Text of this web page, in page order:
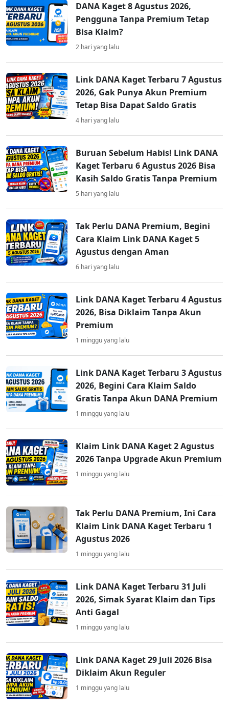
DANA Kaget 8 Agustus 2026,
Pengguna Tanpa Premium Tetap
Bisa Klaim?
2 hari yang lalu
Link DANA Kaget Terbaru 7 Agustus
2026, Gak Punya Akun Premium
Tetap Bisa Dapat Saldo Gratis
4 hari yang lalu
Buruan Sebelum Habis! Link DANA
Kaget Terbaru 6 Agustus 2026 Bisa
Kasih Saldo Gratis Tanpa Premium
5 hari yang lalu
Tak Perlu DANA Premium, Begini
Cara Klaim Link DANA Kaget 5
Agustus dengan Aman
6 hari yang lalu
Link DANA Kaget Terbaru 4 Agustus
2026, Bisa Diklaim Tanpa Akun
Premium
1 minggu yang lalu
Link DANA Kaget Terbaru 3 Agustus
2026, Begini Cara Klaim Saldo
Gratis Tanpa Akun DANA Premium
1 minggu yang lalu
Klaim Link DANA Kaget 2 Agustus
2026 Tanpa Upgrade Akun Premium
1 minggu yang lalu
Tak Perlu DANA Premium, Ini Cara
Klaim Link DANA Kaget Terbaru 1
Agustus 2026
1 minggu yang lalu
Link DANA Kaget Terbaru 31 Juli
2026, Simak Syarat Klaim dan Tips
Anti Gagal
1 minggu yang lalu
Link DANA Kaget 29 Juli 2026 Bisa
Diklaim Akun Reguler
1 minggu yang lalu